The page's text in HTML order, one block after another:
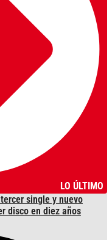
LO ÚLTIMO
tercer single y nuevo
disco en diez años